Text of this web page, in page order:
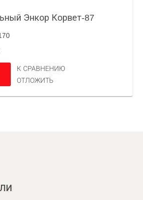
Энкор Корвет-87
К СРАВНЕНИЮ
ОТЛОЖИТЬ